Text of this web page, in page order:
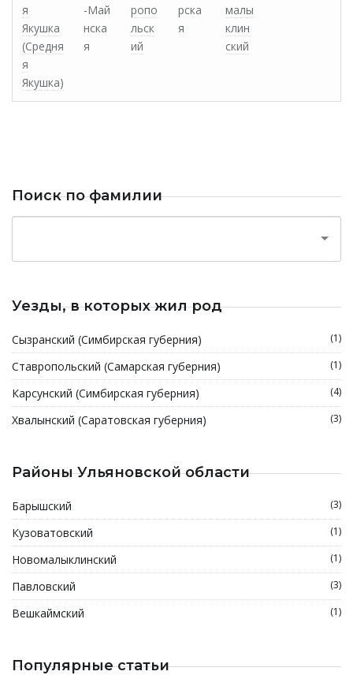
я
Якушка
(Средня
я
Якушка)
-Май
нска
я
ропо
льск
ий
рска
я
малы
клин
ский
Поиск по фамилии
Уезды, в которых жил род
Сызранский (Симбирская губерния) (1)
Ставропольский (Самарская губерния) (1)
Карсунский (Симбирская губерния) (4)
Хвалынский (Саратовская губерния) (3)
Районы Ульяновской области
Барышский (3)
Кузоватовский (1)
Новомалыклинский (1)
Павловский (3)
Вешкаймский (1)
Популярные статьи